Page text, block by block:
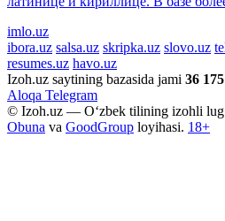
imlo.uz
ibora.uz salsa.uz skripka.uz slovo.uz
resumes.uz havo.uz
Izoh.uz saytining bazasida jami 36 175
Aloqa Telegram
© Izoh.uz — O‘zbek tilining izohli
Obuna va GoodGroup loyihasi. 18+